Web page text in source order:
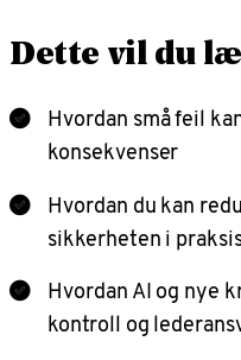
Dette vil du
Hvordan små feil
konsekvenser
Hvordan du kan
sikkerheten i
Hvordan AI og nye
kontroll og